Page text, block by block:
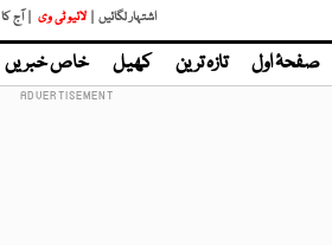
اشتہار لگائیں |
لائیو ٹی وی | آج
صفحۂ اول تازہ ترین کھیل خاص خبریں